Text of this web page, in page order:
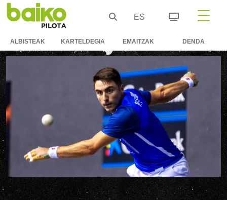
ES
ALBISTEAK KARTELDEGIA EMAITZAK DENDA